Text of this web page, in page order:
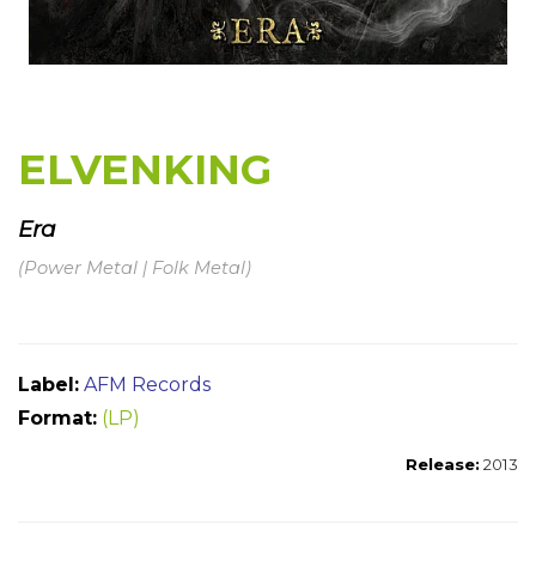
ELVENKING
Era
(Power Metal | Folk Metal)
Label: AFM Records
Format: (LP)
Release: 2013